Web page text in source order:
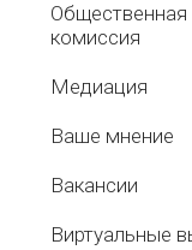
комиссия
Медиация
Ваше мнение
Вакансии
Виртуальные